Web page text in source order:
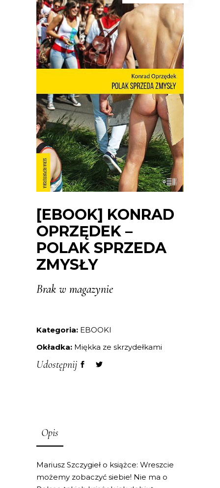
[EBOOK] KONRAD
OPRZĘDEK –
POLAK SPRZEDA
ZMYSŁY
Brak w magazynie
Kategoria: EBOOKI
Okładka: Miękka ze skrzydełkami
Udostępnij
Opis
Mariusz Szczygieł o książce: Wreszcie
możemy zobaczyć siebie! Nie ma o